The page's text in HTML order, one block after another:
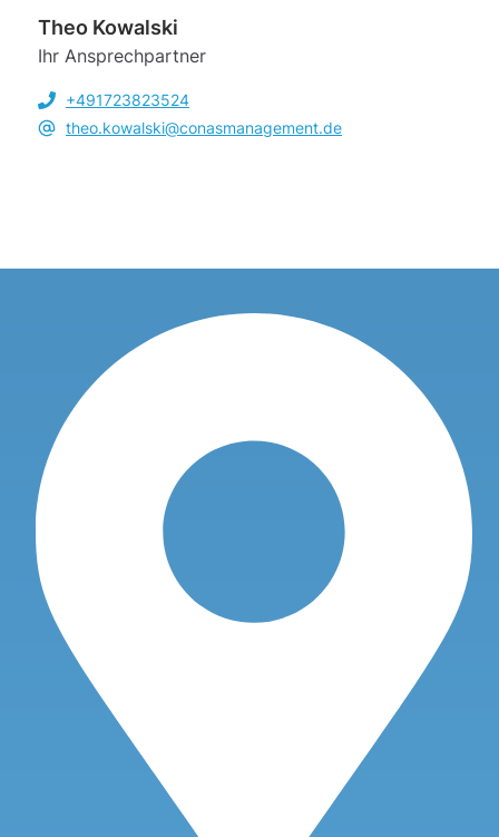
Theo Kowalski
Ihr Ansprechpartner
+491723823524
theo.kowalski@conasmanagement.de